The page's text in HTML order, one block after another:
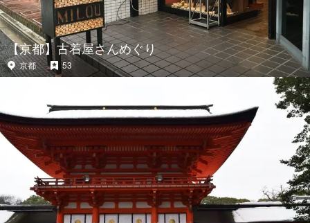
【京都】古着屋さんめぐり
京都 53